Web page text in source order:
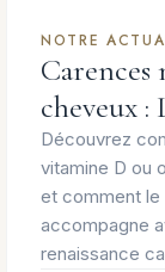
NOTRE
cheveux
Découvrez
vitamine D ou
et comment le
accompagne
renaissance